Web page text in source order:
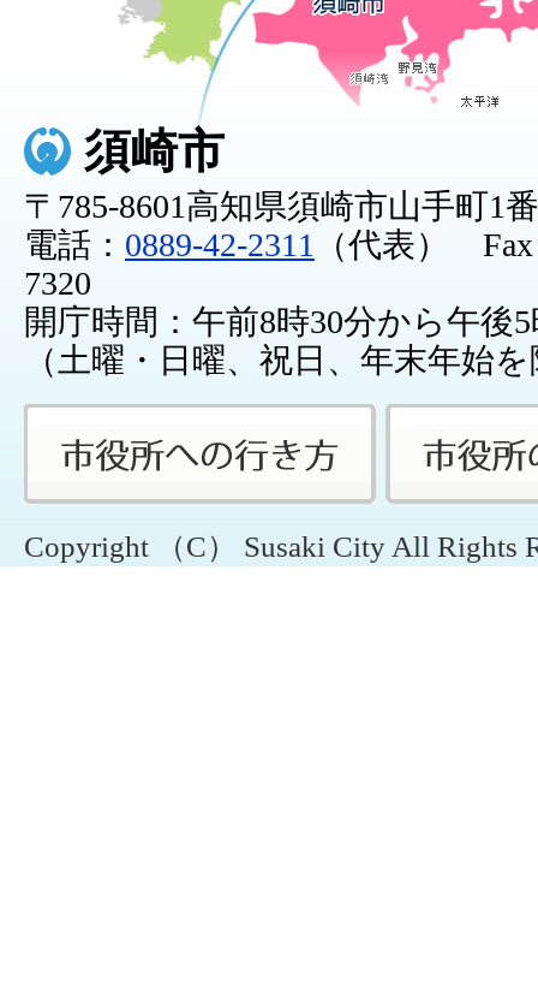
須崎市
〒785-8601高知県須崎市山手町1
電話： 0889-42-2311
（代表） Fax
7320
開庁時間：午前8時30分から午後
（土曜・日曜、祝日、年末年始
Copyright （C） Susaki City All Rights